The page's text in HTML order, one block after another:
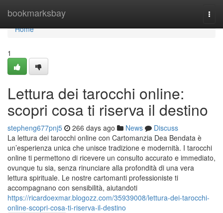
bookmarksbay
Home
Home
1
Lettura dei tarocchi online:
scopri cosa ti riserva il destino
stepheng677pnj5 266 days ago News
Discuss
La lettura dei tarocchi online con Cartomanzia Dea Bendata è
un’esperienza unica che unisce tradizione e modernità. I tarocchi
online ti permettono di ricevere un consulto accurato e immediato,
ovunque tu sia, senza rinunciare alla profondità di una vera
lettura spirituale. Le nostre cartomanti professioniste ti
accompagnano con sensibilità, aiutandoti
https://ricardoexmar.blogozz.com/35939008/lettura-dei-tarocchi-
online-scopri-cosa-ti-riserva-il-destino